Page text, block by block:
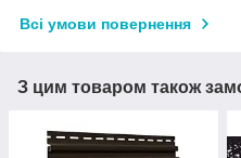
Всі умови повернення
З цим товаром також